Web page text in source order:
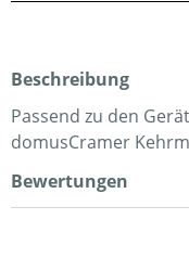
Beschreibung
Passend zu den
domusCramer
Bewertungen